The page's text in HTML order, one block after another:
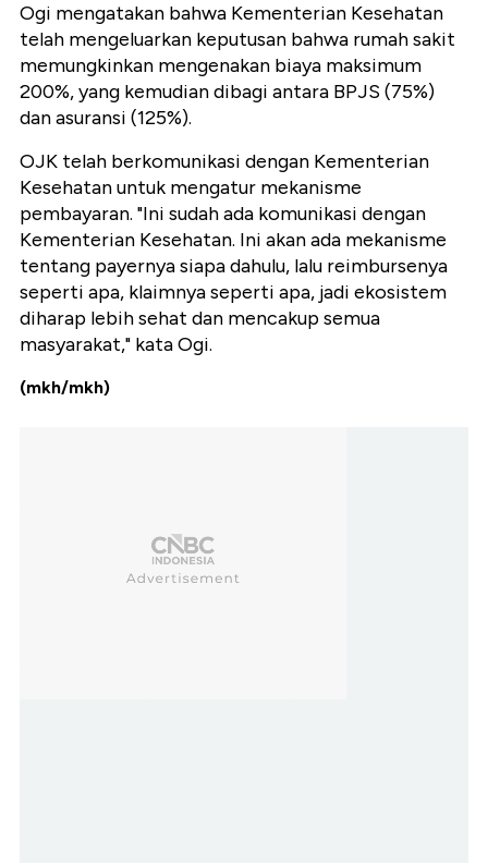
Ogi mengatakan bahwa Kementerian Kesehatan
telah mengeluarkan keputusan bahwa rumah sakit
memungkinkan mengenakan biaya maksimum
200%, yang kemudian dibagi antara BPJS (75%)
dan asuransi (125%).
OJK telah berkomunikasi dengan Kementerian
Kesehatan untuk mengatur mekanisme
pembayaran. "Ini sudah ada komunikasi dengan
Kementerian Kesehatan. Ini akan ada mekanisme
tentang payernya siapa dahulu, lalu reimbursenya
seperti apa, klaimnya seperti apa, jadi ekosistem
diharap lebih sehat dan mencakup semua
masyarakat," kata Ogi.
(mkh/mkh)